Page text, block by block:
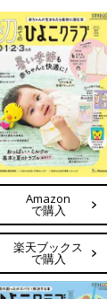
Amazon
で購入
楽天ブックス
で購入